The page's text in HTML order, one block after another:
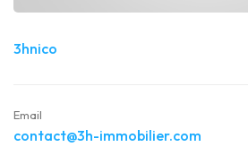
3hnico
Email
contact@3h-immobilier.com